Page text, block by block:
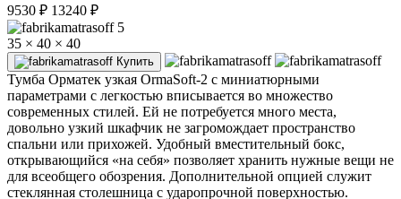
9530 ₽ 13240 ₽
5
35 × 40 × 40
Купить
Тумба Орматек узкая OrmaSoft-2 с миниатюрными
параметрами с легкостью вписывается во множество
современных стилей. Ей не потребуется много места,
довольно узкий шкафчик не загромождает пространство
спальни или прихожей. Удобный вместительный бокс,
открывающийся «на себя» позволяет хранить нужные вещи не
для всеобщего обозрения. Дополнительной опцией служит
стеклянная столешница с ударопрочной поверхностью.